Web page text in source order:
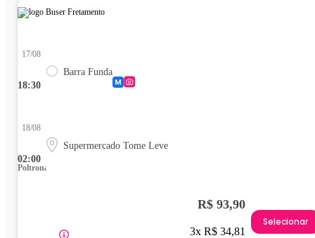
18:30
17/08
Barra Funda
02:00
18/08
Supermercado Tome Leve
Poltrona
R$ 93,90
3x R$ 34,81
Selecionar